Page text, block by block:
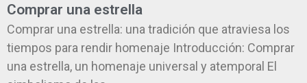
Comprar una estrella
Comprar una estrella: una tradición que atraviesa los
tiempos para rendir homenaje Introducción: Comprar
una estrella, un homenaje universal y atemporal El